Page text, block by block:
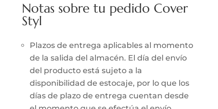
Notas sobre tu pedido Cover
Styl
Plazos de entrega aplicables al momento
de la salida del almacén. El día del envío
del producto está sujeto a la
disponibilidad de estocaje, por lo que los
días de plazo de entrega cuentan desde